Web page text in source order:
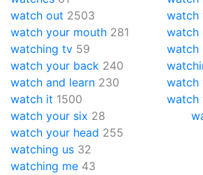
watch out 2503
watch your mouth 281
watching tv 59
watch your back 240
watch and learn 230
watch it 1500
watch
watch
watch
watch
watch
watch your six 28
watch your head 255
watching us 32
watching me 43